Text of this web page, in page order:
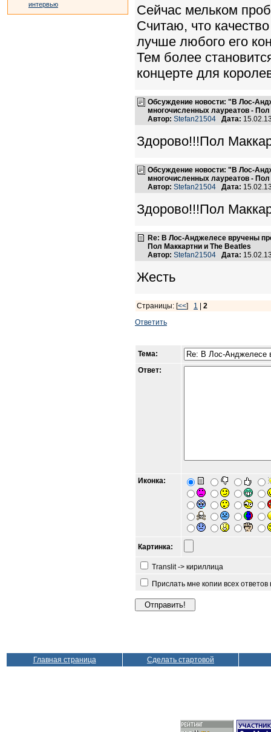
интервью
Сейчас мельком
Считаю, что
лучше любого его
Тем более
концерте для
Обсуждение новости: "В Лос-
многочисленных лауреатов -
Автор: Stefan21504 Дата:
Здорово!!!Пол
Обсуждение новости: "В Лос-
многочисленных лауреатов -
Автор: Stefan21504 Дата:
Здорово!!!Пол
Re: В Лос-Анджелесе вручены
Пол Маккартни и The Beatles
Автор: Stefan21504 Дата:
Жесть
Страницы: [<<] 1
2
Ответить
Тема:
Ответ:
Иконка:
Картинка:
Translit -> кириллица
Прислать мне копии всех
Главная страница Сделать стартовой